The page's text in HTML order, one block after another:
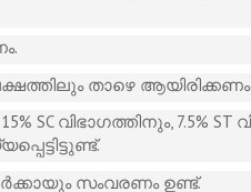
താഴെ ആയിരിക്കണം.
SC വിഭാഗത്തിനും, 7.5% ST
സംവരണം ഉണ്ട്.